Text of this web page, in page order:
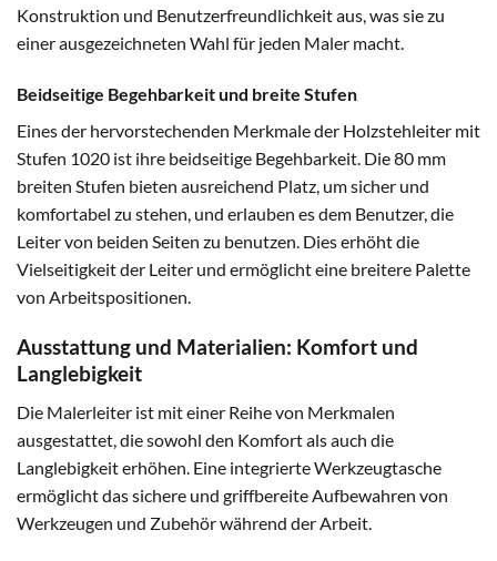
Konstruktion und Benutzerfreundlichkeit aus, was sie zu
einer ausgezeichneten Wahl für jeden Maler macht.
Beidseitige Begehbarkeit und breite Stufen
Eines der hervorstechenden Merkmale der Holzstehleiter mit
Stufen 1020 ist ihre beidseitige Begehbarkeit. Die 80 mm
breiten Stufen bieten ausreichend Platz, um sicher und
komfortabel zu stehen, und erlauben es dem Benutzer, die
Leiter von beiden Seiten zu benutzen. Dies erhöht die
Vielseitigkeit der Leiter und ermöglicht eine breitere Palette
von Arbeitspositionen.
Ausstattung und Materialien: Komfort und
Langlebigkeit
Die Malerleiter ist mit einer Reihe von Merkmalen
ausgestattet, die sowohl den Komfort als auch die
Langlebigkeit erhöhen. Eine integrierte Werkzeugtasche
ermöglicht das sichere und griffbereite Aufbewahren von
Werkzeugen und Zubehör während der Arbeit.